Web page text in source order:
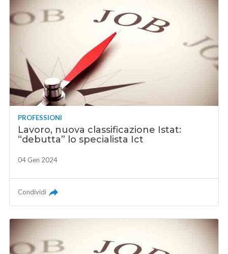
PROFESSIONI
Lavoro, nuova classificazione Istat:
“debutta” lo specialista Ict
04 Gen 2024
Condividi